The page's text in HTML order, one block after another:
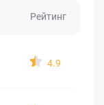
Рейтинг
4.9